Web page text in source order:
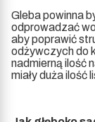
Gleba powinna
odprowadzać
aby poprawić
odżywczych do
nadmierną ilość
miały duża ilość